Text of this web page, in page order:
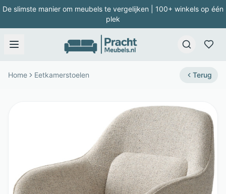
De slimste manier om meubels te vergelijken | 100+ winkels op één
plek
Home Eetkamerstoelen Terug